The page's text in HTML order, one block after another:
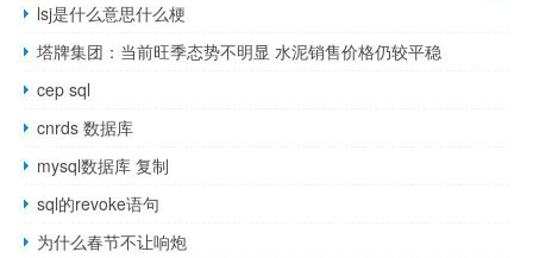
lsj是什么意思什么梗
塔牌集团：当前旺季态势不明显 水泥销售价格仍较平稳
cep sql
cnrds 数据库
mysql数据库 复制
sql的revoke语句
为什么春节不让响炮